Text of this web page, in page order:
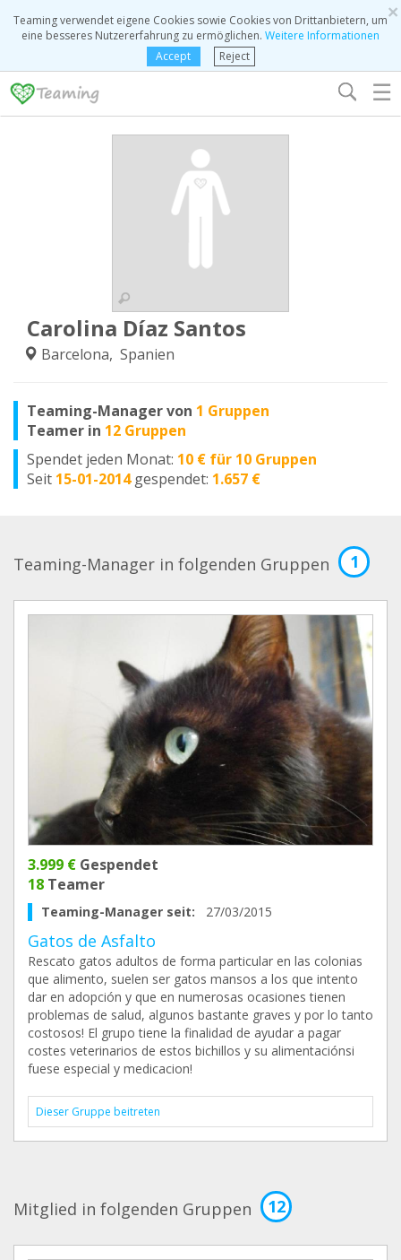
×
Teaming verwendet eigene Cookies sowie Cookies von Drittanbietern, um
eine besseres Nutzererfahrung zu ermöglichen. Weitere Informationen
Accept
Reject
☰
Carolina Díaz Santos
Barcelona, Spanien
Teaming-Manager von 1 Gruppen
Teamer in 12 Gruppen
Spendet jeden Monat: 10 € für 10 Gruppen
Seit 15-01-2014 gespendet: 1.657 €
Teaming-Manager in folgenden Gruppen 1
3.999 € Gespendet
18 Teamer
Teaming-Manager seit: 27/03/2015
Gatos de Asfalto
Rescato gatos adultos de forma particular en las colonias
que alimento, suelen ser gatos mansos a los que intento
dar en adopción y que en numerosas ocasiones tienen
problemas de salud, algunos bastante graves y por lo tanto
costosos! El grupo tiene la finalidad de ayudar a pagar
costes veterinarios de estos bichillos y su alimentaciónsi
fuese especial y medicacion!
Dieser Gruppe beitreten
Mitglied in folgenden Gruppen 12